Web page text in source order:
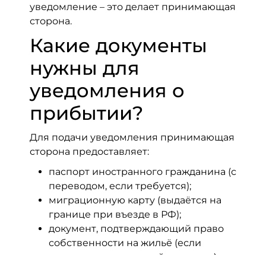
уведомление – это делает принимающая
сторона.
Какие документы
нужны для
уведомления о
прибытии?
Для подачи уведомления принимающая
сторона предоставляет:
паспорт иностранного гражданина (с
переводом, если требуется);
миграционную карту (выдаётся на
границе при въезде в РФ);
документ, подтверждающий право
собственности на жильё (если